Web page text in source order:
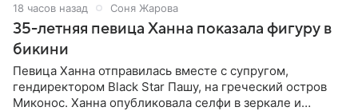
18 часов назад Соня Жарова
35-летняя певица Ханна показала фигуру в
бикини
Певица Ханна отправилась вместе с супругом,
гендиректором Black Star Пашу, на греческий остров
Миконос. Ханна опубликовала селфи в зеркале и